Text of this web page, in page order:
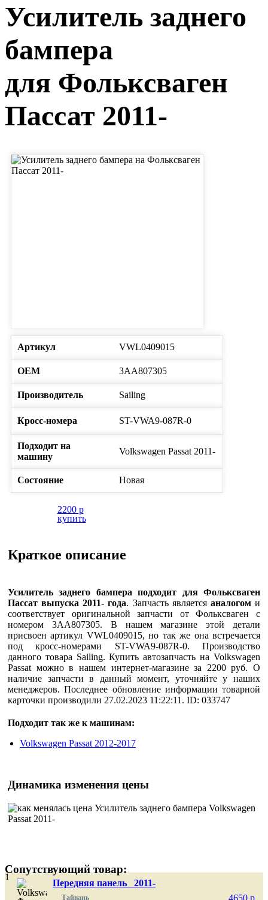
Усилитель заднего
бампера
для Фольксваген
Пассат 2011-
Артикул VWL0409015
ОЕМ 3AA807305
Производитель Sailing
Кросс-номера ST-VWA9-087R-0
Подходит на
машину
Volkswagen Passat 2011-
Состояние Новая
2200 p
купить
Краткое описание
Усилитель заднего бампера подходит для Фольксваген
Пассат выпуска 2011- года. Запчасть является аналогоми
соответствует оригинальной запчасти от Фольксваген с
номером 3AA807305. В нашем магазине этой детали
присвоен артикул VWL0409015, но так же она встречается
под кросс-номерами ST-VWA9-087R-0. Производство
данного товара Sailing. Купить автозапчасть на Volkswagen
Passat можно в нашем интернет-магазине за 2200 руб. О
наличие запчасти в данный момент, уточняйте у наших
менеджеров. Последнее обновление информации товарной
карточки производили 27.02.2023 11:22:11. ID: 033747
Подходит так же к машинам:
Volkswagen Passat 2012-2017
Динамика изменения цены
Сопутствующий товар:
1
Передняя панель 2011-
Тайвань